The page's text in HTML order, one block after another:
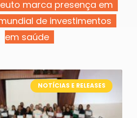
marca presença em
de investimentos
em saúde
NOTÍCIAS E RELEASES